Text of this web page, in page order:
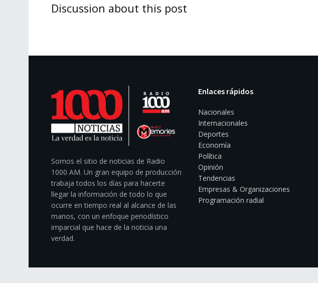
Discussion about this post
Somos el sitio de noticias de Radio
1000 AM. Un gran equipo de producción
trabaja todos los días para hacerte
llegar la información de todo lo que
ocurre en tiempo real al alcance de las
manos, con un enfoque periodístico
imparcial que hace de la noticia una
verdad.
Enlaces rápidos
Nacionales
Internacionales
Deportes
Economía
Política
Opinión
Tendencias
Empresas & Organizaciones
Programación radial